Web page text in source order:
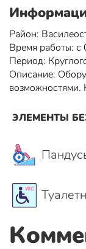
Район:
Время работы:
Период:
Описание:
возможностями.
ЭЛЕМЕНТЫ